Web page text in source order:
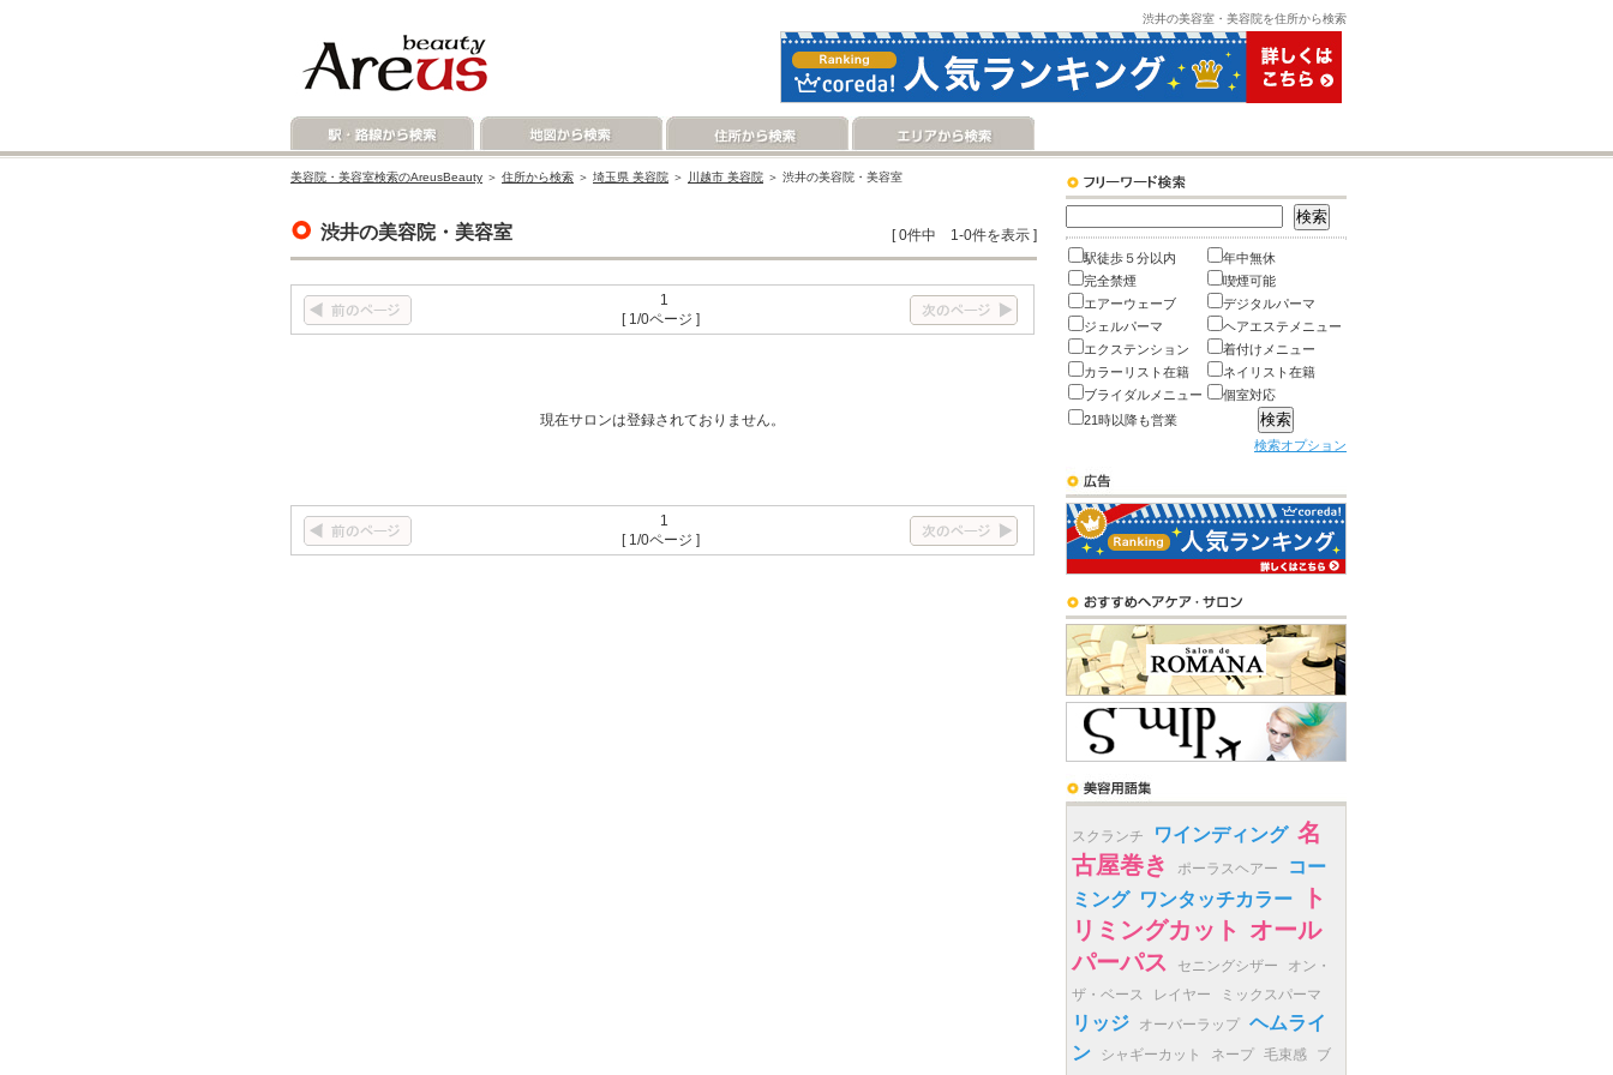
渋井の美容室・美容院を住所から検索
美容院・美容室検索のAreusBeauty ＞ 住所から検索 ＞ 埼玉県 美容院 ＞ 川越市 美容院 ＞ 渋井の美容院・美容室
渋井の美容院・美容室 [ 0件中 1-0件を表示 ]
1
[ 1/0ページ ]
現在サロンは登録されておりません。
1
[ 1/0ページ ]
駅徒歩５分以内
年中無休
完全禁煙
喫煙可能
エアーウェーブ
デジタルパーマ
ジェルパーマ
ヘアエステメニュー
エクステンション
着付けメニュー
カラーリスト在籍
ネイリスト在籍
ブライダルメニュー
個室対応
21時以降も営業
検索オプション
スクランチ ワインディング 名
古屋巻き
ポーラスヘアー
コー
ミング ワンタッチカラー
ト
リミングカット オール
パーパス
セニングシザー
オン・
ザ・ベース
レイヤー ミックスパーマ
リッジ オーバーラップ ヘムライ
ン
シャギーカット ネープ 毛束感 ブ